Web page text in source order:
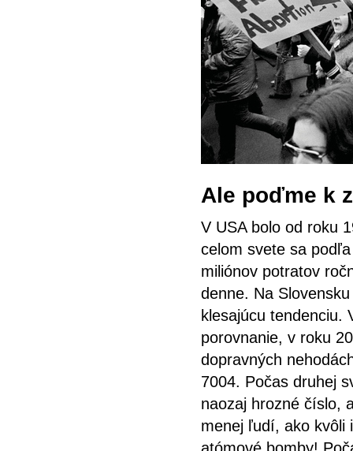
Ale poďme k
V USA bolo od roku
celom svete sa
miliónov potratov
denne. Na
klesajúcu tendenciu.
porovnanie, v roku
dopravných
7004. Počas druhej
naozaj hrozné číslo,
menej ľudí, ako kvôli